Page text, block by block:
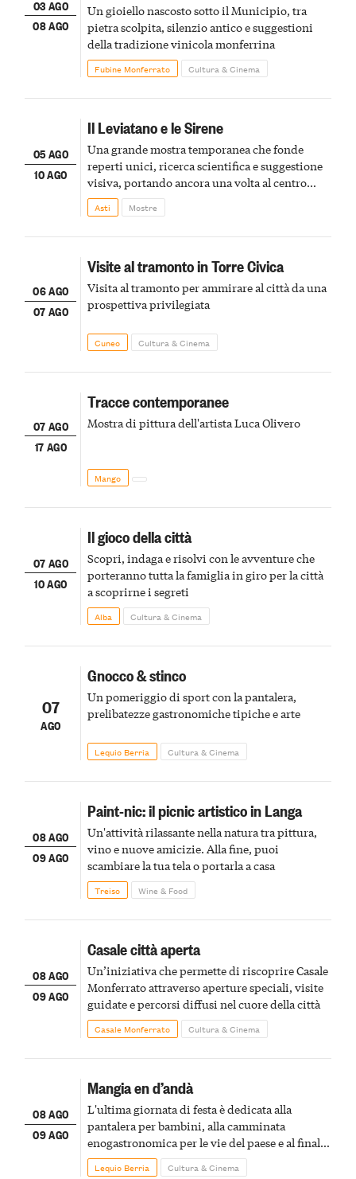
03 AGO
08 AGO
Un gioiello nascosto sotto il Municipio, tra
pietra scolpita, silenzio antico e suggestioni
della tradizione vinicola monferrina
Fubine Monferrato Cultura & Cinema
05 AGO
10 AGO
Il Leviatano e le Sirene
Una grande mostra temporanea che fonde
reperti unici, ricerca scientifica e suggestione
visiva, portando ancora una volta al centro
della scena le meraviglie del passato astigiano
Asti Mostre
06 AGO
07 AGO
Visite al tramonto in Torre Civica
Visita al tramonto per ammirare al città da una
prospettiva privilegiata
Cuneo Cultura & Cinema
07 AGO
17 AGO
Tracce contemporanee
Mostra di pittura dell'artista Luca Olivero
Mango
07 AGO
10 AGO
Il gioco della città
Scopri, indaga e risolvi con le avventure che
porteranno tutta la famiglia in giro per la città
a scoprirne i segreti
Alba Cultura & Cinema
07
AGO
Gnocco & stinco
Un pomeriggio di sport con la pantalera,
prelibatezze gastronomiche tipiche e arte
Lequio Berria Cultura & Cinema
08 AGO
09 AGO
Paint-nic: il picnic artistico in Langa
Un'attività rilassante nella natura tra pittura,
vino e nuove amicizie. Alla fine, puoi
scambiare la tua tela o portarla a casa
Treiso Wine & Food
08 AGO
09 AGO
Casale città aperta
Un’iniziativa che permette di riscoprire Casale
Monferrato attraverso aperture speciali, visite
guidate e percorsi diffusi nel cuore della città
Casale Monferrato Cultura & Cinema
08 AGO
09 AGO
Mangia en d’andà
L'ultima giornata di festa è dedicata alla
pantalera per bambini, alla camminata
enogastronomica per le vie del paese e al finale
pirotecnico
Lequio Berria Cultura & Cinema